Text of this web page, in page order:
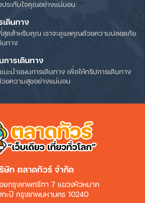
ประทับใจคุณอย่างแน่นอน
ดินทาง
ดสำหรับคุณ เราจะดูแลคุณด้วยความปลอดภัย
นทาง
การเดินทาง
แนะนำแผนการเดินทาง เพื่อให้ทริปการเดินทาง
วยความสุขอย่างแน่นอน
ษัท ตลาดทัวร์ จำกัด
ยกรุงเทพกรีฑา 7 แขวงหัวหมาก
กะปิ กรุงเทพมหานคร 10240